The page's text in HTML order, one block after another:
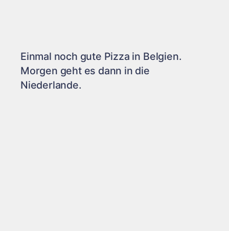
Einmal noch gute Pizza in Belgien.
Morgen geht es dann in die
Niederlande.